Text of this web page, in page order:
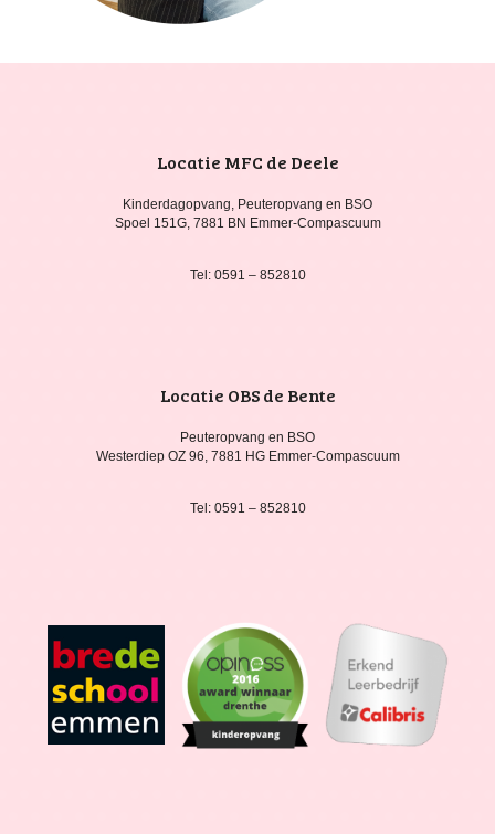
Locatie MFC de Deele
Kinderdagopvang, Peuteropvang en BSO
Spoel 151G, 7881 BN Emmer-Compascuum
Tel: 0591 – 852810
Locatie OBS de Bente
Peuteropvang en BSO
Westerdiep OZ 96, 7881 HG Emmer-Compascuum
Tel: 0591 – 852810